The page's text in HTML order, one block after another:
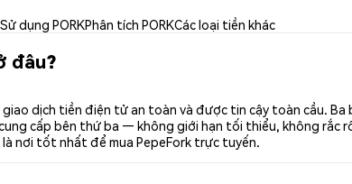
Sử dụng PORKPhân tích PORKCác loại tiền khác
đâu?
giao dịch tiền điện tử an toàn và được tin cậy toàn cầu.
cấp bên thứ ba — không giới hạn tối thiểu, không rắc
nơi tốt nhất để mua PepeFork trực tuyến.